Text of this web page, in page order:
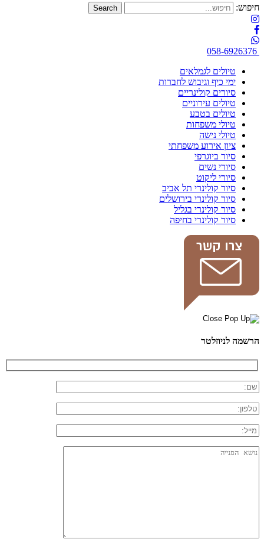
חיפוש:
058-6926376
טיולים לגמלאים
ימי כיף וגיבוש לחברות
סיורים קולינריים
טיולים עירוניים
טיולים בטבע
טיולי משפחות
טיולי נישה
ציון אירוע משפחתי
סיור ביוגרפי
סיורי נשים
סיורי ליקוט
סיור קולינרי תל אביב
סיור קולינרי בירושלים
סיור קולינרי בגליל
סיור קולינרי בחיפה
הרשמה לניוזלטר